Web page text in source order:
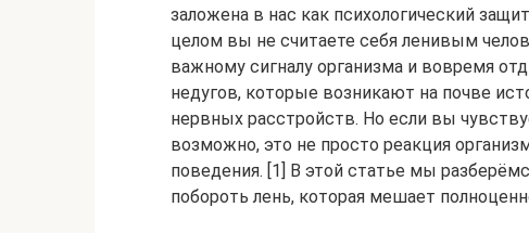
заложена в нас как психологический
целом вы не считаете себя ленивым
важному сигналу организма и вовремя
недугов, которые возникают на почве
нервных расстройств. Но если вы
возможно, это не просто реакция
поведения. [1] В этой статье мы
побороть лень, которая мешает